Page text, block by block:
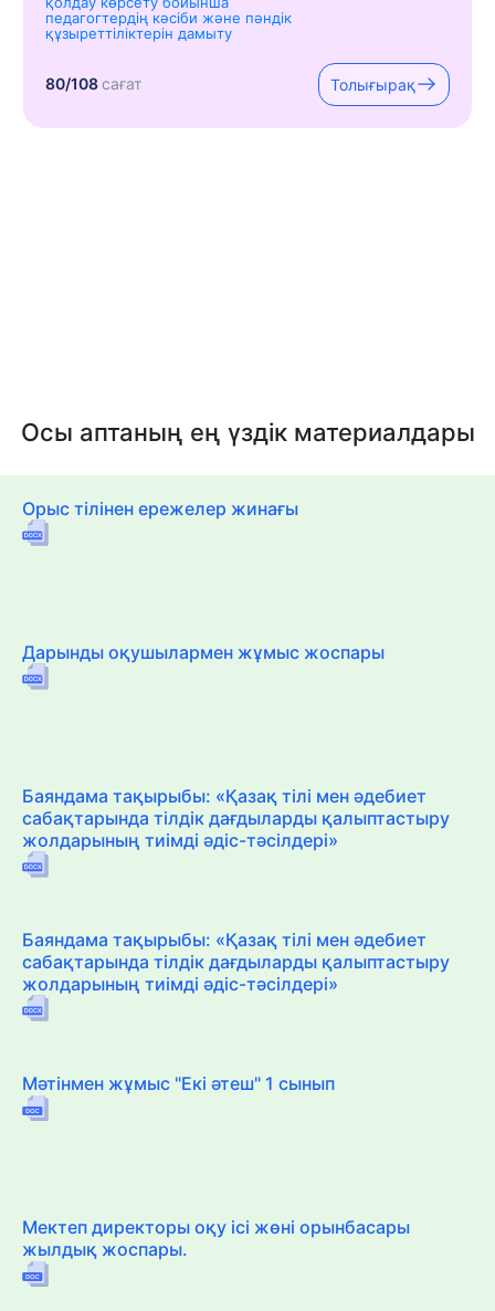
педагогтердің кәсіби және пәндік
құзыреттіліктерін дамыту
80/108сағат Толығырақ
Осы аптаның ең үздік материалдары
Орыс тілінен ережелер жинағы
Дарынды оқушылармен жұмыс жоспары
Баяндама тақырыбы: «Қазақ тілі мен әдебиет
сабақтарында тілдік дағдыларды қалыптастыру
жолдарының тиімді әдіс-тәсілдері»
Баяндама тақырыбы: «Қазақ тілі мен әдебиет
сабақтарында тілдік дағдыларды қалыптастыру
жолдарының тиімді әдіс-тәсілдері»
Мәтінмен жұмыс "Екі әтеш" 1 сынып
Мектеп директоры оқу ісі жөні орынбасары
жылдық жоспары.